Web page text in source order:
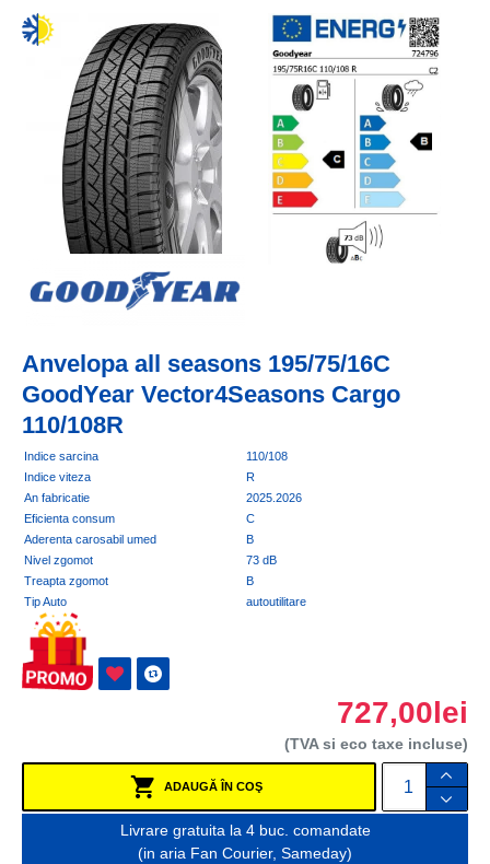
Anvelopa all seasons 195/75/16C
GoodYear Vector4Seasons Cargo
110/108R
Indice sarcina
110/108
Indice viteza
R
An fabricatie
2025.2026
Eficienta consum
C
Aderenta carosabil umed
B
Nivel zgomot
73 dB
Treapta zgomot
B
Tip Auto
autoutilitare
727,00lei
(TVA si eco taxe incluse)
ADAUGĂ ÎN COŞ
Livrare gratuita la 4 buc. comandate
(in aria Fan Courier, Sameday)